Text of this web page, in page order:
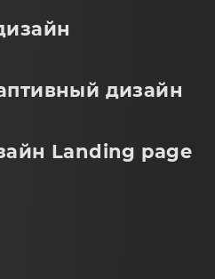
дизайн
Landing page